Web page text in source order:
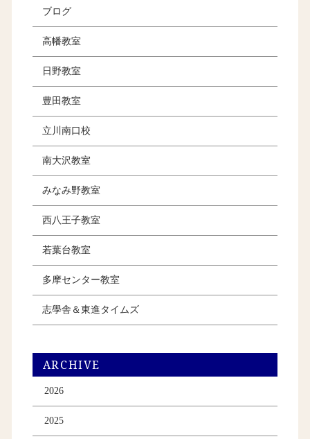
ブログ
高幡教室
日野教室
豊田教室
立川南口校
南大沢教室
みなみ野教室
西八王子教室
若葉台教室
多摩センター教室
志學舎＆東進タイムズ
ARCHIVE
2026
2025